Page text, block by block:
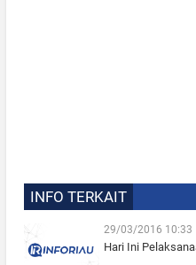
INFO TERKAIT
29/03/2016 10:33
Hari Ini